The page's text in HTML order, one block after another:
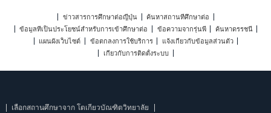
ข่าวสารการศึกษาต่อญี่ปุ่น
ค้นหาสถานที่ศึกษาต่อ
ข้อมูลที่เป็นประโยชน์สำหรับการเข้าศึกษาต่อ
ข้อความจากรุ่นพี่
ค้นหาดรรชนี
แผนผังเว็บไซต์
ข้อตกลงการใช้บริการ
แจ้งเกี่ยวกับข้อมูลส่วนตัว
เกี่ยวกับการติดตั้งระบบ
เลือกสถานศึกษาจาก โตเกียวบัณฑิตวิทยาลัย